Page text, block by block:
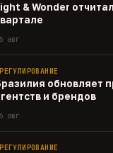
& Wonder
авг
РЕГУЛИРОВАНИЕ
обновляет
и брендов
авг
РЕГУЛИРОВАНИЕ